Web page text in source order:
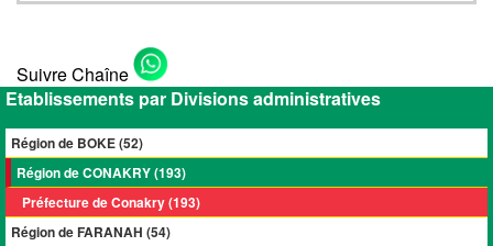
Suivre Chaîne
Etablissements par Divisions administratives
Région de BOKE (52)
Région de CONAKRY (193)
Préfecture de Conakry (193)
Région de FARANAH (54)